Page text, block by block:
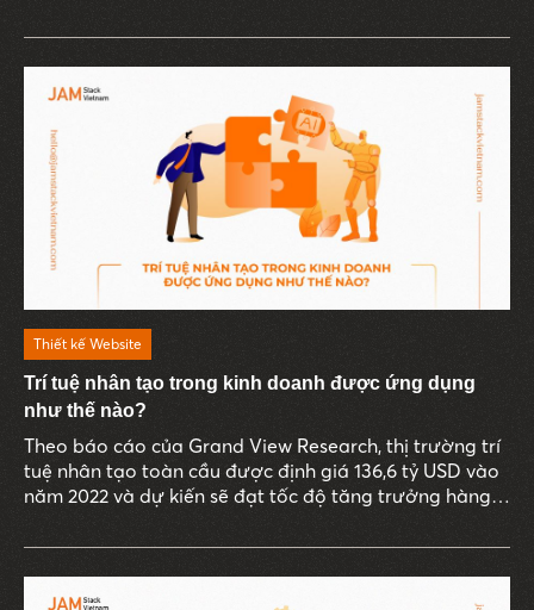
phát triển như thế nào để có thể tương tác và hỗ trợ
con người một cách linh hoạt đến vậy?
Thiết kế Website
Trí tuệ nhân tạo trong kinh doanh được ứng dụng
như thế nào?
Theo báo cáo của Grand View Research, thị trường trí
tuệ nhân tạo toàn cầu được định giá 136,6 tỷ USD vào
năm 2022 và dự kiến sẽ đạt tốc độ tăng trưởng hàng
chứng minh rằng AI đã trở thành xu hướng toàn cầu,
là yếu tố quyết định sự tồn tại, phát triển của doanh
nghiệp trong tương lai.